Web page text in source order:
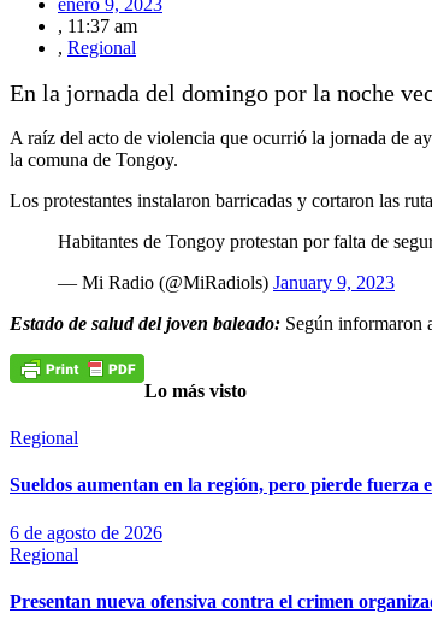
enero 9, 2023
, 11:37 am
, Regional
En la jornada del domingo por la noche
A raíz del acto de violencia que ocurrió la jornada de
la comuna de Tongoy.
Los protestantes instalaron barricadas y cortaron las
Habitantes de Tongoy protestan por falta de
— Mi Radio (@MiRadiols) January 9, 2023
Estado de salud del joven baleado: Según informaron
Lo más visto
Regional
Sueldos aumentan en la región, pero pierde fuerza
6 de agosto de 2026
Regional
Presentan nueva ofensiva contra el crimen